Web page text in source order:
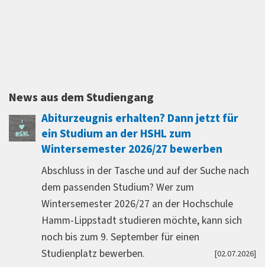
die perfekten Voraussetzungen geschaffen
Besonders prägend war der Schwerpunkt
Business: Dort habe ich mich erstmals
nachhaltigen Energieträgern beschäftigt und
im Rahmen des Kurses sogar hinter die
IKEA schauen – inklusive spannender
das Unternehmen seine Prozesse effizienter
nachhaltiger gestaltet. Zusammen mit
und Change Management habe ich gelernt, wie
Unternehmen Wandel nicht nur anstoßen,
News aus dem Studiengang
Abiturzeugnis erhalten? Dann jetzt für
ein Studium an der HSHL zum
Wintersemester 2026/27 bewerben
Abschluss in der Tasche und auf der Suche nach
dem passenden Studium? Wer zum
Wintersemester 2026/27 an der Hochschule
Hamm-Lippstadt studieren möchte, kann sich
noch bis zum 9. September für einen
Studienplatz bewerben.
[02.07.2026]